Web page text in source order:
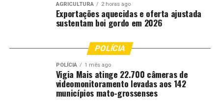
AGRICULTURA 2 horas ago
Exportações aquecidas e oferta ajustada
sustentam boi gordo em 2026
POLÍCIA
POLÍCIA 1 mês ago
Vigia Mais atinge 22.700 câmeras de
videomonitoramento levadas aos 142
municípios mato-grossenses